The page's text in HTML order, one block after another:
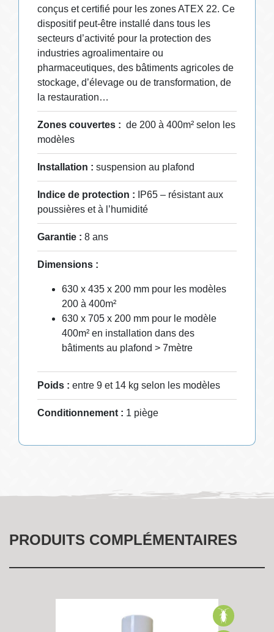
conçus et certifié pour les zones ATEX 22. Ce
dispositif peut-être installé dans tous les
secteurs d’activité pour la protection des
industries agroalimentaire ou
pharmaceutiques, des bâtiments agricoles de
stockage, d’élevage ou de transformation, de
la restauration…
Zones couvertes : de 200 à 400m² selon les
modèles
Installation : suspension au plafond
Indice de protection : IP65 – résistant aux
poussières et à l’humidité
Garantie : 8 ans
Dimensions :
630 x 435 x 200 mm pour les modèles
200 à 400m²
630 x 705 x 200 mm pour le modèle
400m² en installation dans des
bâtiments au plafond > 7mètre
Poids : entre 9 et 14 kg selon les modèles
Conditionnement : 1 piège
PRODUITS COMPLÉMENTAIRES